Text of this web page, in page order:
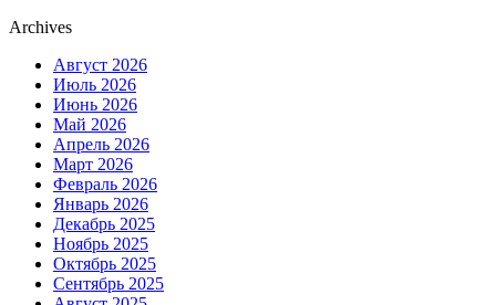
Archives
Август 2026
Июль 2026
Июнь 2026
Май 2026
Апрель 2026
Март 2026
Февраль 2026
Январь 2026
Декабрь 2025
Ноябрь 2025
Октябрь 2025
Сентябрь 2025